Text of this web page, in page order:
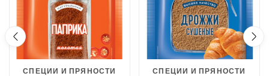
СПЕЦИИ И ПРЯНОСТИ СПЕЦИИ И ПРЯНОСТИ